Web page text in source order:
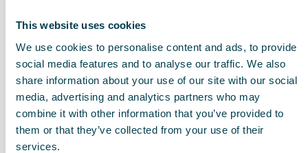
This website uses cookies
We use cookies to personalise content and ads, to provide
social media features and to analyse our traffic. We also
share information about your use of our site with our social
media, advertising and analytics partners who may
combine it with other information that you’ve provided to
them or that they’ve collected from your use of their
services.
Veilige en gezonde
binnenlucht
Verbeterde sociale
omgeving